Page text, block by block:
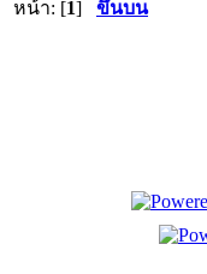
หน้า: [1] ขึ้นบน